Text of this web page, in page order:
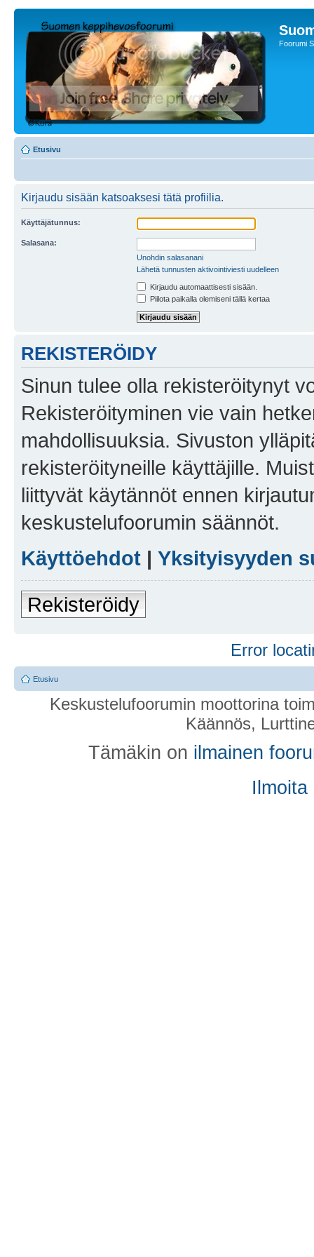
Foorumi
Etusivu
Kirjaudu sisään katsoaksesi tätä profiilia.
Käyttäjätunnus:
Salasana:
Unohdin salasanani
Lähetä tunnusten aktivointiviesti uudelleen
Kirjaudu automaattisesti sisään.
Piilota paikalla olemiseni tällä kertaa
REKISTERÖIDY
Sinun tulee olla rekisteröitynyt
Rekisteröityminen vie vain
mahdollisuuksia. Sivuston
rekisteröityneille käyttäjille.
liittyvät käytännöt ennen
keskustelufoorumin säännöt.
Käyttöehdot | Yksityisyyden
Rekisteröidy
Error
Etusivu
Keskustelufoorumin moottorina
Käännös,
Tämäkin on ilmainen